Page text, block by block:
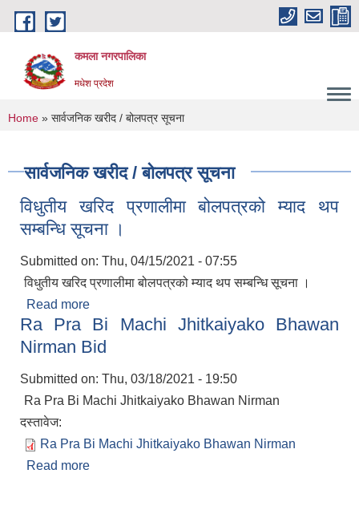
Skip to main content
कमला नगरपालिका
मधेश प्रदेश
You are here
Home » सार्वजनिक खरीद / बोलपत्र सूचना
सार्वजनिक खरीद / बोलपत्र सूचना
विधुतीय खरिद प्रणालीमा बोलपत्रको म्याद थप
सम्बन्धि सूचना ।
Submitted on: Thu, 04/15/2021 - 07:55
विधुतीय खरिद प्रणालीमा बोलपत्रको म्याद थप सम्बन्धि सूचना ।
Read more
सम्बन्धि सूचना ।
Ra Pra Bi Machi Jhitkaiyako Bhawan
Nirman Bid
Submitted on: Thu, 03/18/2021 - 19:50
Ra Pra Bi Machi Jhitkaiyako Bhawan Nirman
दस्तावेज:
Ra Pra Bi Machi Jhitkaiyako Bhawan Nirman
Read more